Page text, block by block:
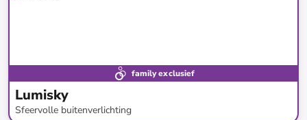
family exclusief
Lumisky
Sfeervolle buitenverlichting